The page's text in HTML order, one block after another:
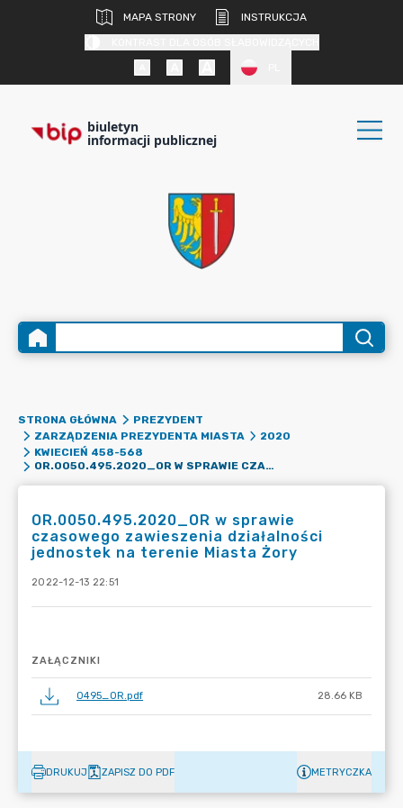
MAPA STRONY
INSTRUKCJA
biuletyn
informacji publicznej
STRONA GŁÓWNA
PREZYDENT
ZARZĄDZENIA PREZYDENTA MIASTA
2020
KWIECIEŃ 458-568
OR.0050.495.2020_OR W SPRAWIE CZASOWEGO ZAWIESZENIA DZIAŁALNOŚCI JEDNOSTEK NA TERENIE MIASTA ŻORY
OR.0050.495.2020_OR w sprawie
czasowego zawieszenia działalności
jednostek na terenie Miasta Żory
2022-12-13 22:51
ZAŁĄCZNIKI
0495_OR.pdf 28.66 KB
DRUKUJ ZAPISZ DO PDF METRYCZKA